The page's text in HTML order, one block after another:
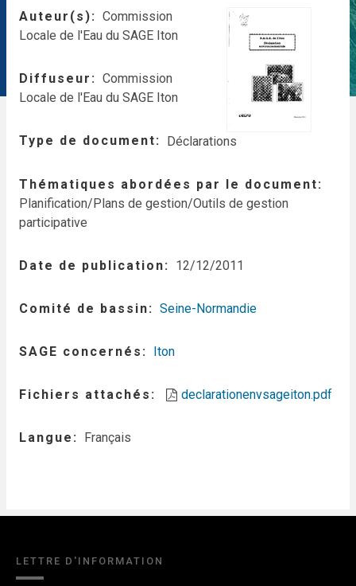
Auteur(s)
Commission
Locale de l'Eau du SAGE Iton
Diffuseur
Commission
Locale de l'Eau du SAGE Iton
Type de document Déclarations
Thématiques abordées par le document
Planification/Plans de gestion/Outils de gestion
participative
Date de publication 12/12/2011
Comité de bassin Seine-Normandie
SAGE concernés Iton
Fichiers attachés declarationenvsageiton.pdf
Langue Français
LETTRE D'INFORMATION